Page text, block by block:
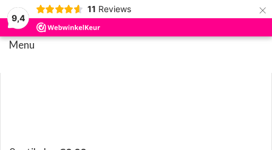
9,4
11 Reviews ×
Menu